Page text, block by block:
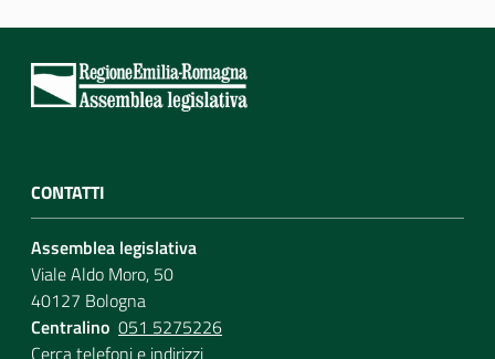
Per i media
CONTATTI
Assemblea legislativa
Viale Aldo Moro, 50
40127 Bologna
Centralino 051 5275226